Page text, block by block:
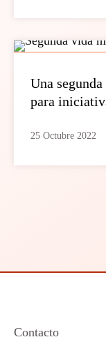
Una
para
25 Octubre 2022
Contacto